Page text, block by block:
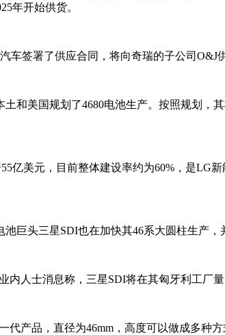
年开始供货。
车签署了供应合同，将向奇瑞的子公司O&J
土和美国规划了4680电池生产。按照规划，
亿美元，目前整体建设率约为60%，是LG
巨头三星SDI也在加快其46系大圆柱生产，
内人士消息称，三星SDI将在其匈牙利工厂
代产品，直径为46mm，高度可以做成多种